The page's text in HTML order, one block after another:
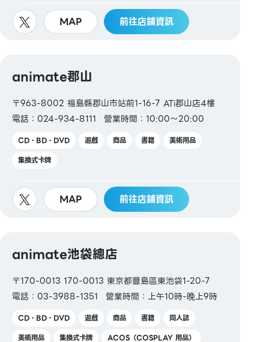
MAP 前往店鋪資訊
animate郡山
〒963-8002 福島縣郡山市站前1-16-7 ATi郡山店4樓
電話：024-934-8111
營業時間：10:00～20:00
CD・BD・DVD 遊戲 商品 書籍
美術用品
集換式卡牌
MAP 前往店鋪資訊
animate池袋總店
〒170-0013 170-0013 東京都豐島區東池袋1-20-7
電話：03-3988-1351
營業時間：上午10時-晚上9時
CD・BD・DVD 遊戲 商品 書籍
同人誌
美術用品
集換式卡牌 ACOS（COSPLAY 用品）